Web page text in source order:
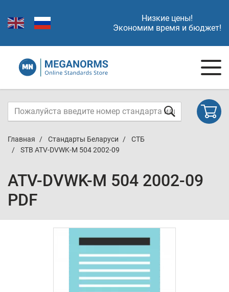
Низкие цены!
Экономим время и бюджет!
Главная Стандарты Беларуси
СТБ
STB ATV-DVWK-M 504 2002-09
ATV-DVWK-M 504 2002-09
PDF